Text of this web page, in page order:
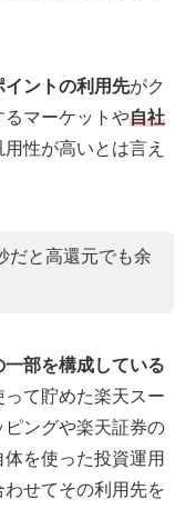
イントの利用先がク
るマーケットや自社
性が高いとは言え
だと高還元でも余
部を構成している
て貯めた楽天スー
ングや楽天証券の
を使った投資運用
せてその利用先を